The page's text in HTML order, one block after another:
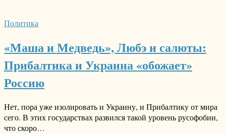
Политика
«Маша и Медведь», Любэ и салюты:
Прибалтика и Украина «обожает»
Россию
Нет, пора уже изолировать и Украину, и Прибалтику от мира
сего. В этих государствах развился такой уровень русофобии,
что скоро…